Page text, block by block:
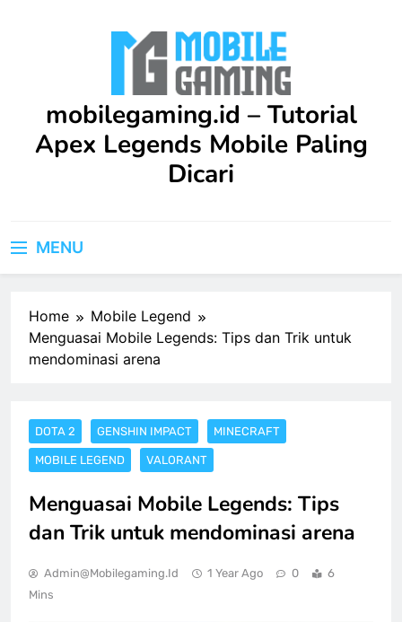
mobilegaming.id – Tutorial
Apex Legends Mobile Paling
Dicari
saran profesional yang bisa langsung kamu terapkan
MENU
Home
Mobile Legend
Menguasai Mobile Legends: Tips dan Trik untuk
mendominasi arena
DOTA 2 GENSHIN IMPACT MINECRAFT
MOBILE LEGEND VALORANT
Menguasai Mobile Legends: Tips
dan Trik untuk mendominasi arena
Admin@mobilegaming.id 1 Year Ago 0
6
Mins